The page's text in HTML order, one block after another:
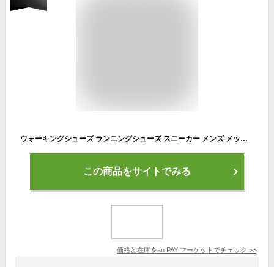
ウォーキングシューズ ランニングシューズ スニーカー メンズ メッシュ 通気性 夏用 メッシュスニーカー 疲れない スポーツ カジュアル
この商品をサイトでみる
価格と在庫をau PAY マーケット でチェック >>